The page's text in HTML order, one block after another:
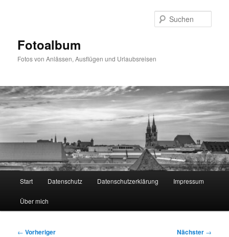
Fotoalbum
Fotos von Anlässen, Ausflügen und Urlaubsreisen
Start Datenschutz Datenschutzerklärung Impressum
Über mich
Beitragsnavigation
← Vorheriger Nächster →